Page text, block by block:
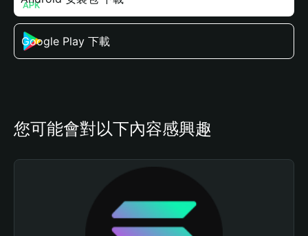
Google Play 下載
您可能會對以下內容感興趣